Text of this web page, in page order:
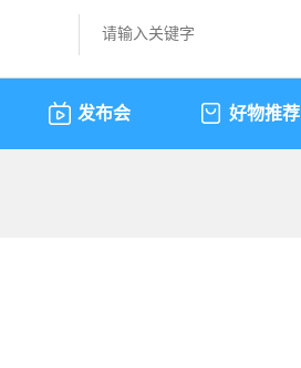
发布会 好物推荐